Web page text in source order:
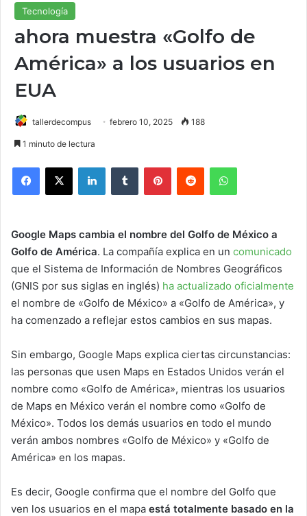
Tecnología
ahora muestra «Golfo de
América» a los usuarios en
EUA
tallerdecompus febrero 10, 2025 188
1 minuto de lectura
Google Maps cambia el nombre del Golfo de México a
Golfo de América. La compañía explica en un comunicado
que el Sistema de Información de Nombres Geográficos
(GNIS por sus siglas en inglés) ha actualizado oficialmente
el nombre de «Golfo de México» a «Golfo de América», y
ha comenzado a reflejar estos cambios en sus mapas.
Sin embargo, Google Maps explica ciertas circunstancias:
las personas que usen Maps en Estados Unidos verán el
nombre como «Golfo de América», mientras los usuarios
de Maps en México verán el nombre como «Golfo de
México». Todos los demás usuarios en todo el mundo
verán ambos nombres «Golfo de México» y «Golfo de
América» en los mapas.
Es decir, Google confirma que el nombre del Golfo que
ven los usuarios en el mapa está totalmente basado en la